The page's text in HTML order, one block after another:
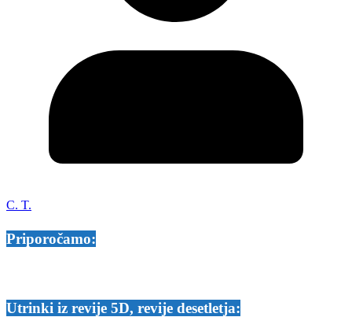
C. T.
Priporočamo:
Utrinki iz revije 5D, revije desetletja: